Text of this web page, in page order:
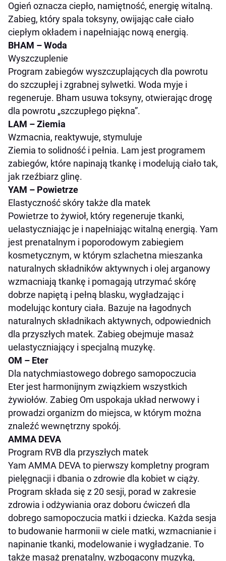
Ogień oznacza ciepło, namiętność, energię witalną.
Zabieg, który spala toksyny, owijając całe ciało
ciepłym okładem i napełniając nową energią.
BHAM – Woda
Wyszczuplenie
Program zabiegów wyszczuplających dla powrotu
do szczupłej i zgrabnej sylwetki. Woda myje i
regeneruje. Bham usuwa toksyny, otwierając drogę
dla powrotu „szczupłego piękna”.
LAM – Ziemia
Wzmacnia, reaktywuje, stymuluje
Ziemia to solidność i pełnia. Lam jest programem
zabiegów, które napinają tkankę i modelują ciało tak,
jak rzeźbiarz glinę.
YAM – Powietrze
Elastyczność skóry także dla matek
Powietrze to żywioł, który regeneruje tkanki,
uelastyczniając je i napełniając witalną energią. Yam
jest prenatalnym i poporodowym zabiegiem
kosmetycznym, w którym szlachetna mieszanka
naturalnych składników aktywnych i olej arganowy
wzmacniają tkankę i pomagają utrzymać skórę
dobrze napiętą i pełną blasku, wygładzając i
modelując kontury ciała. Bazuje na łagodnych
naturalnych składnikach aktywnych, odpowiednich
dla przyszłych matek. Zabieg obejmuje masaż
uelastyczniający i specjalną muzykę.
OM – Eter
Dla natychmiastowego dobrego samopoczucia
Eter jest harmonijnym związkiem wszystkich
żywiołów. Zabieg Om uspokaja układ nerwowy i
prowadzi organizm do miejsca, w którym można
znaleźć wewnętrzny spokój.
AMMA DEVA
Program RVB dla przyszłych matek
Yam AMMA DEVA to pierwszy kompletny program
pielęgnacji i dbania o zdrowie dla kobiet w ciąży.
Program składa się z 20 sesji, porad w zakresie
zdrowia i odżywiania oraz doboru ćwiczeń dla
dobrego samopoczucia matki i dziecka. Każda sesja
to budowanie harmonii w ciele matki, wzmacnianie i
napinanie tkanki, modelowanie i wygładzanie. To
także masaż prenatalny, wzbogacony muzyką,